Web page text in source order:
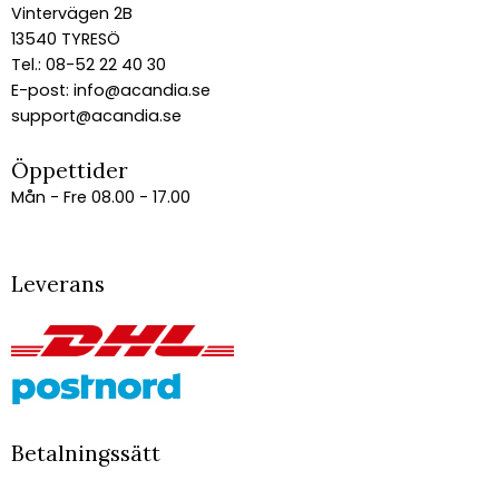
Vintervägen 2B
13540 TYRESÖ
Tel.: 08-52 22 40 30
E-post: info@acandia.se
support@acandia.se
Öppettider
Mån - Fre 08.00 - 17.00
Leverans
Betalningssätt